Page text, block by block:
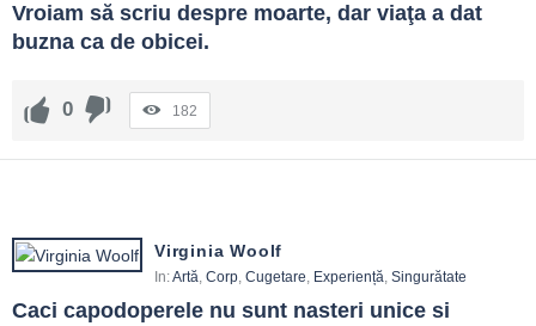
Vroiam să scriu despre moarte, dar viaţa a dat
buzna ca de obicei.
0 182
Virginia Woolf
In:Artă, Corp, Cugetare, Experiență, Singurătate
Caci capodoperele nu sunt nasteri unice si